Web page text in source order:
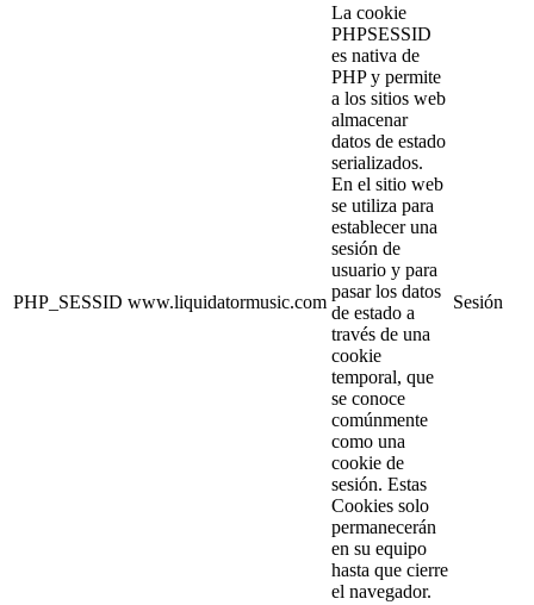
PHP_SESSID www.liquidatormusic.com
La cookie
PHPSESSID
es nativa de
PHP y permite
a los sitios web
almacenar
datos de estado
serializados.
En el sitio web
se utiliza para
establecer una
sesión de
usuario y para
pasar los datos
de estado a
través de una
cookie
temporal, que
se conoce
comúnmente
como una
cookie de
sesión. Estas
Cookies solo
permanecerán
en su equipo
hasta que cierre
el navegador.
Sesión